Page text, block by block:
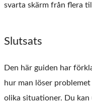
svarta skärm från flera
Slutsats
Den här guiden har
hur man löser
olika situationer. Du kan